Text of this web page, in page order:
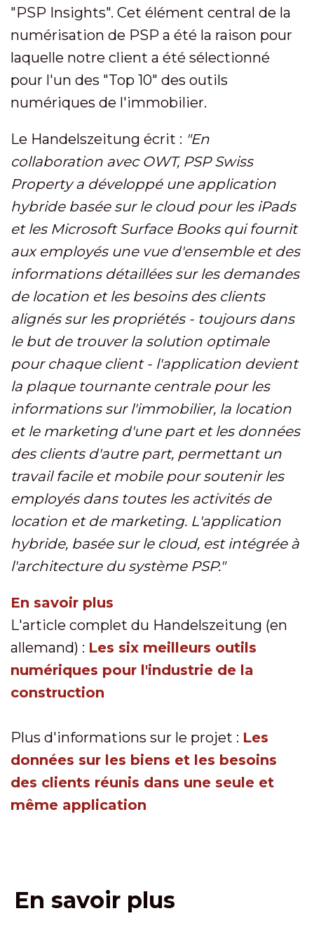
"PSP Insights". Cet élément central de la
numérisation de PSP a été la raison pour
laquelle notre client a été sélectionné
pour l'un des "Top 10" des outils
numériques de l'immobilier.
Le Handelszeitung écrit : "En
collaboration avec OWT, PSP Swiss
Property a développé une application
hybride basée sur le cloud pour les iPads
et les Microsoft Surface Books qui fournit
aux employés une vue d'ensemble et des
informations détaillées sur les demandes
de location et les besoins des clients
alignés sur les propriétés - toujours dans
le but de trouver la solution optimale
pour chaque client - l'application devient
la plaque tournante centrale pour les
informations sur l'immobilier, la location
et le marketing d'une part et les données
des clients d'autre part, permettant un
travail facile et mobile pour soutenir les
employés dans toutes les activités de
location et de marketing. L'application
hybride, basée sur le cloud, est intégrée à
l'architecture du système PSP."
En savoir plus
L'article complet du Handelszeitung (en
allemand) : Les six meilleurs outils
numériques pour l'industrie de la
construction
Plus d'informations sur le projet : Les
données sur les biens et les besoins
des clients réunis dans une seule et
même application
En savoir plus